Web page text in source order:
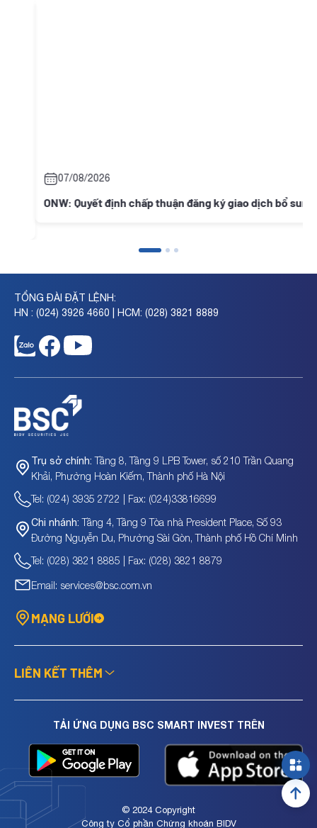
07/08/2026
ONW: Quyết định chấp thuận đăng ký giao dịch bổ sung
TỔNG ĐÀI ĐẶT LỆNH:
HN : (024) 3926 4660 | HCM: (028) 3821 8889
Trụ sở chính: Tầng 8, Tầng 9 LPB Tower, số 210 Trần Quang
Khải, Phường Hoàn Kiếm, Thành phố Hà Nội
Tel: (024) 3935 2722 | Fax: (024)33816699
Chi nhánh: Tầng 4, Tầng 9 Tòa nhà President Place, Số 93
Đường Nguyễn Du, Phường Sài Gòn, Thành phố Hồ Chí Minh
Tel: (028) 3821 8885 | Fax: (028) 3821 8879
Email: services@bsc.com.vn
MẠNG LƯỚI
LIÊN KẾT THÊM
TẢI ỨNG DỤNG BSC SMART INVEST TRÊN
© 2024 Copyright
Công ty Cổ phần Chứng khoán BIDV